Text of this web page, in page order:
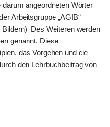
angeordneten Wörter
Arbeitsgruppe „AGIB“
Des Weiteren werden
genannt. Diese
das Vorgehen und die
den Lehrbuchbeitrag von